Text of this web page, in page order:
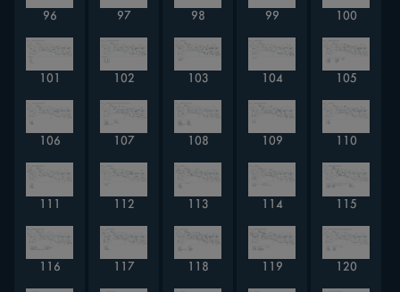
96 97 98 99 100
101 102 103 104 105
106 107 108 109 110
111 112 113 114 115
116 117 118 119 120